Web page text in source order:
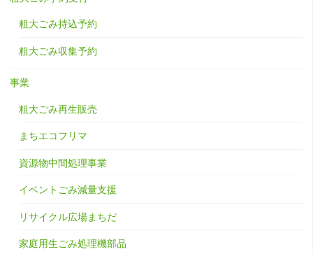
粗大ごみ持込予約
粗大ごみ収集予約
事業
粗大ごみ再生販売
まちエコフリマ
資源物中間処理事業
イベントごみ減量支援
リサイクル広場まちだ
家庭用生ごみ処理機部品